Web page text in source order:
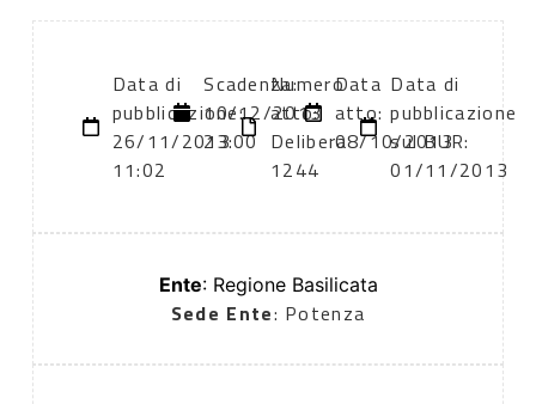
Data di
pubblicazione:
26/11/2013
11:02
Scadenza:
10/12/2013
23:00
Numero
atto:
Delibera
1244
Data
atto:
08/10/2013
Data di
pubblicazione
sul BUR:
01/11/2013
Ente: Regione Basilicata
Sede Ente: Potenza